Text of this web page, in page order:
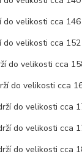
velikosti cca 146
velikosti cca 152
do velikosti cca
do velikosti cca
do velikosti cca
do velikosti cca
do velikosti cca